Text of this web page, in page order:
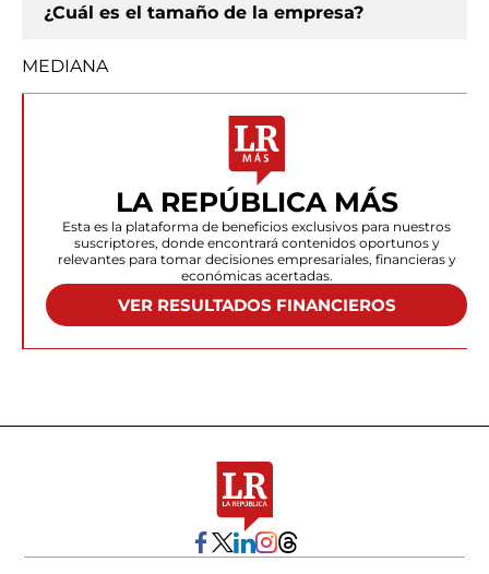
¿Cuál es el tamaño de la empresa?
MEDIANA
LA REPÚBLICA MÁS
Esta es la plataforma de beneficios exclusivos para nuestros
suscriptores, donde encontrará contenidos oportunos y
relevantes para tomar decisiones empresariales, financieras y
económicas acertadas.
VER RESULTADOS FINANCIEROS